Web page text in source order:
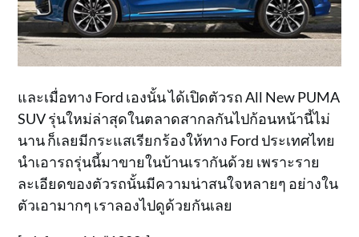
และเมื่อทาง Ford เองนั้น ได้เปิดตัวรถ All New PUMA
SUV รุ่นใหม่ล่าสุดในตลาดสากลกันไปก้อนหน้านี้ไม่
นาน ก็เลยมีกระแสเรียกร้องให้ทาง Ford ประเทศไทย
นำเอารถรุ่นนี้มาขายในบ้านเรากันด้วย เพราะราย
ละเอียดของตัวรถนั้นมีความน่าสนใจหลายๆ อย่างใน
ตัวเอามากๆ เราลองไปดูด้วยกันเลย